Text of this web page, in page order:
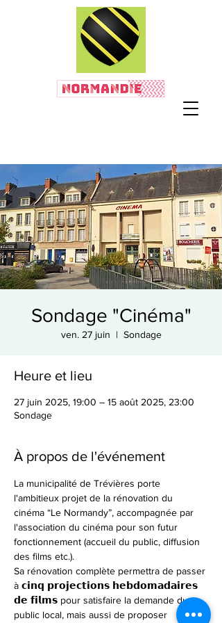
Sondage "Cinéma"
ven. 27 juin
  |
Sondage
Heure et lieu
27 juin 2025, 19:00 – 15 août 2025, 23:00
Sondage
À propos de l'événement
La municipalité de Trévières porte
l'ambitieux projet de la rénovation du
cinéma “Le Normandy”, accompagnée par
l'association du cinéma pour son futur
fonctionnement (accueil du public, diffusion
des films etc.).
Sa rénovation complète permettra de passer
à 𝗰𝗶𝗻𝗾 𝗽𝗿𝗼𝗷𝗲𝗰𝘁𝗶𝗼𝗻𝘀 𝗵𝗲𝗯𝗱𝗼𝗺𝗮𝗱𝗮𝗶𝗿𝗲𝘀
𝗱𝗲 𝗳𝗶𝗹𝗺𝘀 pour satisfaire la demande du
public local, mais aussi de proposer